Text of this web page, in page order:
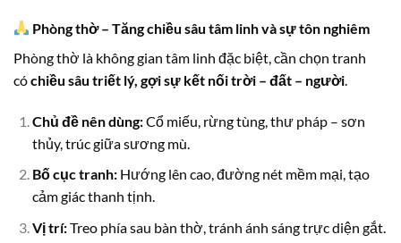
Phòng thờ – Tăng chiều sâu tâm linh và sự tôn nghiêm
Phòng thờ là không gian tâm linh đặc biệt, cần chọn tranh
cóchiều sâu triết lý, gợi sự kết nối trời – đất – người
Chủ đề nên dùng:Cổ miếu, rừng tùng, thư pháp – sơn
thủy, trúc giữa sương mù.
Bố cục tranh:Hướng lên cao, đường nét mềm mại, tạo
cảm giác thanh tịnh.
Vị trí:Treo phía sau bàn thờ, tránh ánh sáng trực diện gắt.